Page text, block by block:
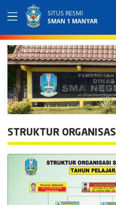
SITUS RESMI
SMAN 1 MANYAR
STRUKTUR ORGANISASI